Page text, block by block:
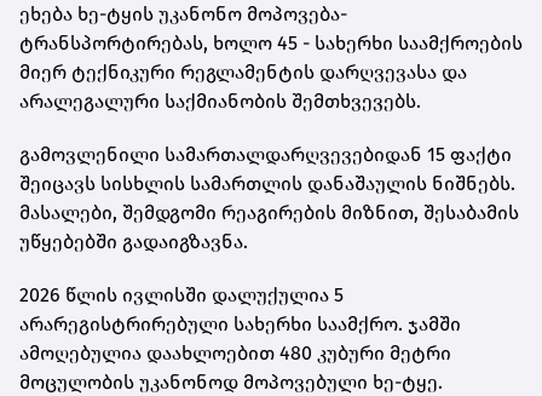
ეხება ხე-ტყის უკანონო მოპოვება-
ტრანსპორტირებას, ხოლო 45 - სახერხი საამქროების
მიერ ტექნიკური რეგლამენტის დარღვევასა და
არალეგალური საქმიანობის შემთხვევებს.
გამოვლენილი სამართალდარღვევებიდან 15 ფაქტი
შეიცავს სისხლის სამართლის დანაშაულის ნიშნებს.
მასალები, შემდგომი რეაგირების მიზნით, შესაბამის
უწყებებში გადაიგზავნა.
2026 წლის ივლისში დალუქულია 5
არარეგისტრირებული სახერხი საამქრო. ჯამში
ამოღებულია დაახლოებით 480 კუბური მეტრი
მოცულობის უკანონოდ მოპოვებული ხე-ტყე.